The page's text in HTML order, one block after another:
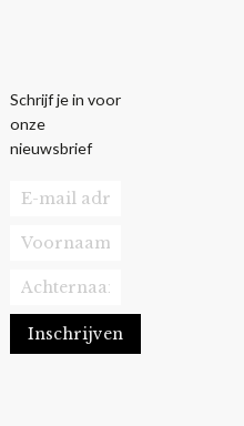
Schrijf je in voor
onze
nieuwsbrief